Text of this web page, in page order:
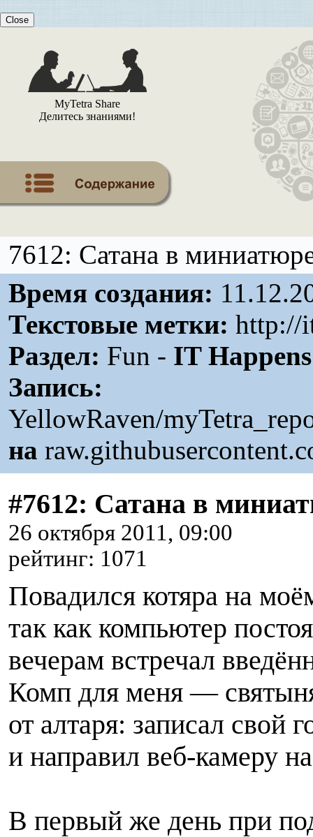
Close
MyTetra Share
Делитесь знаниями!
7612: Сатана в
Время создания:
Текстовые метки: http://
Раздел: Fun - IT
Запись:
YellowRaven/
на
#7612: Сатана в
26 октября 2011, 09:00
рейтинг: 1071
Повадился котяра на
так как компьютер
вечерам встречал
Комп для меня —
от алтаря: записал свой
и направил веб-камеру
В первый же день при